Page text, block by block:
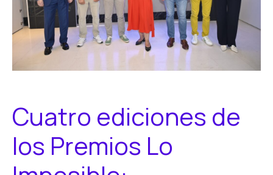
Cuatro ediciones de
los Premios Lo